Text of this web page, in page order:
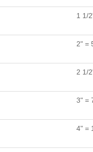
1 1/
2" =
2 1/
3" =
4" =